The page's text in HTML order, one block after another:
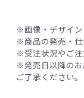
※画像・デザイン
※商品の発売・仕
※受注状況やご注
※発売日以降のお
ご了承ください。